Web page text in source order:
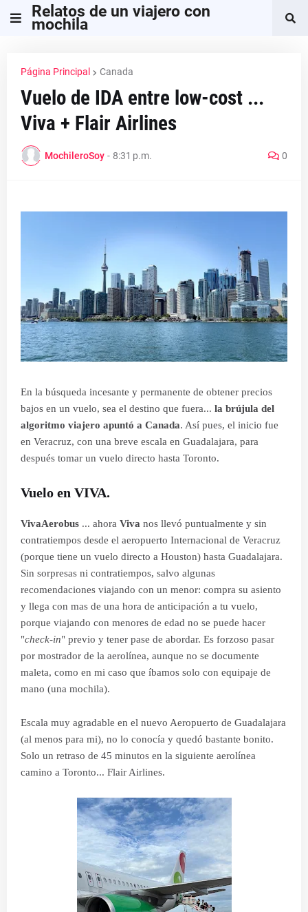
Relatos de un viajero con
mochila
Página Principal Canada
Vuelo de IDA entre low-cost ...
Viva + Flair Airlines
MochileroSoy - 8:31 p.m. 0
En la búsqueda incesante y permanente de obtener precios
bajos en un vuelo, sea el destino que fuera... la brújula del
algoritmo viajero apuntó a Canada. Así pues, el inicio fue
en Veracruz, con una breve escala en Guadalajara, para
después tomar un vuelo directo hasta Toronto.
Vuelo en VIVA.
VivaAerobus ... ahora Viva nos llevó puntualmente y sin
contratiempos desde el aeropuerto Internacional de Veracruz
(porque tiene un vuelo directo a Houston) hasta Guadalajara.
Sin sorpresas ni contratiempos, salvo algunas
recomendaciones viajando con un menor: compra su asiento
y llega con mas de una hora de anticipación a tu vuelo,
porque viajando con menores de edad no se puede hacer
"check-in" previo y tener pase de abordar. Es forzoso pasar
por mostrador de la aerolínea, aunque no se documente
maleta, como en mi caso que íbamos solo con equipaje de
mano (una mochila).
Escala muy agradable en el nuevo Aeropuerto de Guadalajara
(al menos para mi), no lo conocía y quedó bastante bonito.
Solo un retraso de 45 minutos en la siguiente aerolínea
camino a Toronto... Flair Airlines.